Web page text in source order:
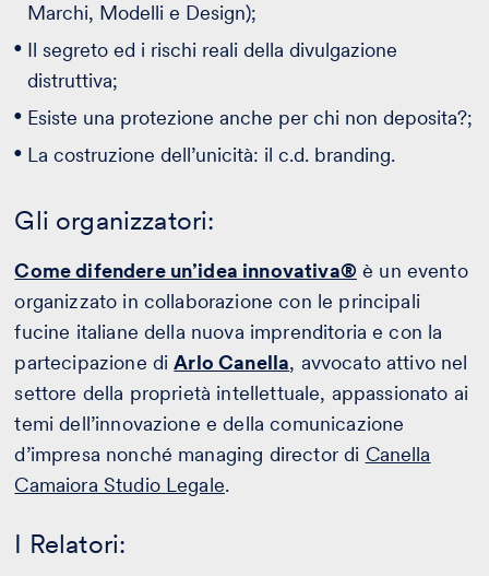
Marchi, Modelli e Design);
Il segreto ed i rischi reali della divulgazione
distruttiva;
Esiste una protezione anche per chi non deposita?;
La costruzione dell’unicità: il c.d. branding.
Gli organizzatori:
Come difendere un’idea innovativa® è un evento
organizzato in collaborazione con le principali
fucine italiane della nuova imprenditoria e con la
partecipazione diArlo Canella, avvocato attivo nel
settore della proprietà intellettuale, appassionato ai
temi dell’innovazione e della comunicazione
d’impresa nonché managing director di Canella
Camaiora Studio Legale.
I Relatori: